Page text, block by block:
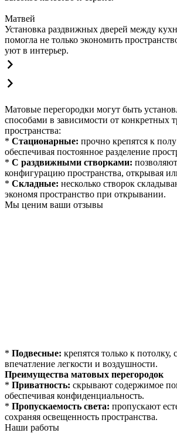
Матвей
Установка раздвижных дверей между
помогла не только экономить
уют в интерьер.
Матовые перегородки могут быть
способами в зависимости от конкретных
пространства:
* Стационарные: прочно крепятся к
обеспечивая постоянное разделение
* С раздвижными створками:
конфигурацию пространства, открывая
* Складные: несколько створок
экономя пространство при открывании.
Мы ценим ваши отзывы
* Подвесные: крепятся только к потолку,
впечатление легкости и воздушности.
Преимущества матовых перегородок
* Приватность: скрывают содержимое
обеспечивая конфиденциальность.
* Пропускаемость света: пропускают
сохраняя освещенность пространства.
Наши работы